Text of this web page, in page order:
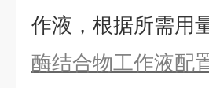
作液，根据所需用
酶结合物工作液配